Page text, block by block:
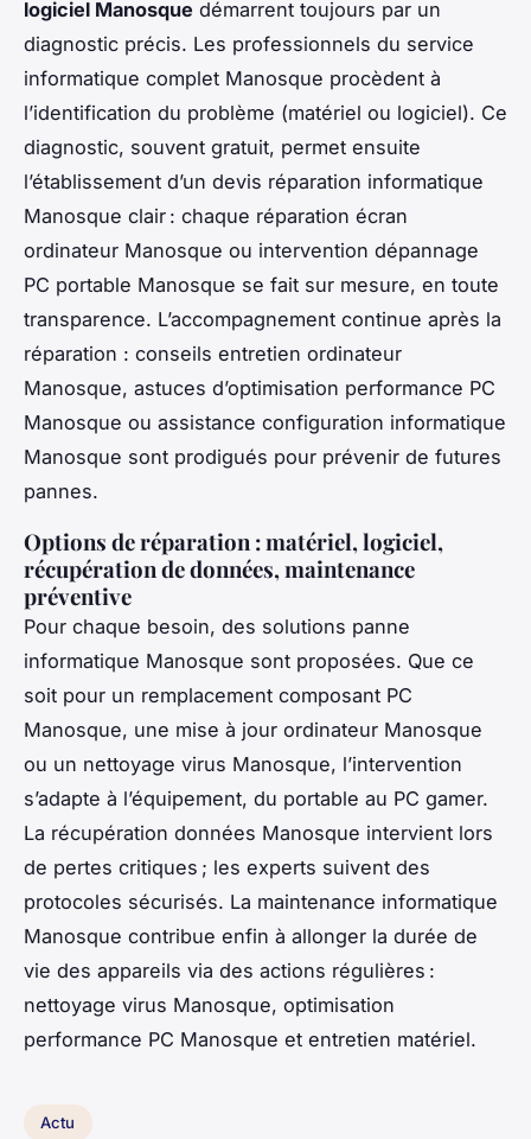
logiciel Manosque démarrent toujours par un
diagnostic précis. Les professionnels du service
informatique complet Manosque procèdent à
l’identification du problème (matériel ou logiciel). Ce
diagnostic, souvent gratuit, permet ensuite
l’établissement d’un devis réparation informatique
Manosque clair : chaque réparation écran
ordinateur Manosque ou intervention dépannage
PC portable Manosque se fait sur mesure, en toute
transparence. L’accompagnement continue après la
réparation : conseils entretien ordinateur
Manosque, astuces d’optimisation performance PC
Manosque ou assistance configuration informatique
Manosque sont prodigués pour prévenir de futures
pannes.
Options de réparation : matériel, logiciel,
récupération de données, maintenance
préventive
Pour chaque besoin, des solutions panne
informatique Manosque sont proposées. Que ce
soit pour un remplacement composant PC
Manosque, une mise à jour ordinateur Manosque
ou un nettoyage virus Manosque, l’intervention
s’adapte à l’équipement, du portable au PC gamer.
La récupération données Manosque intervient lors
de pertes critiques ; les experts suivent des
protocoles sécurisés. La maintenance informatique
Manosque contribue enfin à allonger la durée de
vie des appareils via des actions régulières :
nettoyage virus Manosque, optimisation
performance PC Manosque et entretien matériel.
Actu